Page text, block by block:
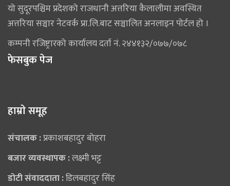
यो सुदूरपश्चिम प्रदेशको राजधानी अत्तरिया कैलालीमा अवस्थित
अत्तरिया सञ्चार नेटवर्क प्रा.लि.बाट सञ्चालित अनलाइन पोर्टल हो ।
कम्पनी रजिष्ट्रारको कार्यालय दर्ता नं. २४४१३२/०७७/०७८
फेसबुक पेज
हाम्राे समूह
संचालक :प्रकाशबहादुर बोहरा
बजार व्यवस्थापक :लक्ष्मी भट्ट
डोटी संवाददाता :डिलबहादुर सिंह